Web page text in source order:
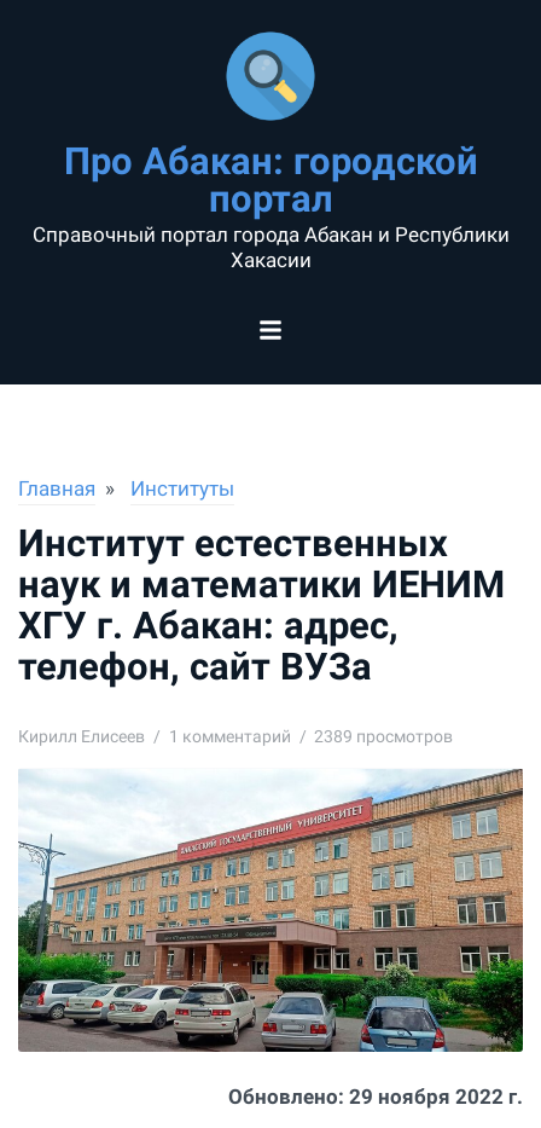
Про Абакан: городской
портал
Справочный портал города Абакан и Республики
Хакасии
Главная Институты
Институт естественных
наук и математики ИЕНИМ
ХГУ г. Абакан: адрес,
телефон, сайт ВУЗа
Кирилл Елисеев 1 комментарий 2389 просмотров
Обновлено: 29 ноября 2022 г.